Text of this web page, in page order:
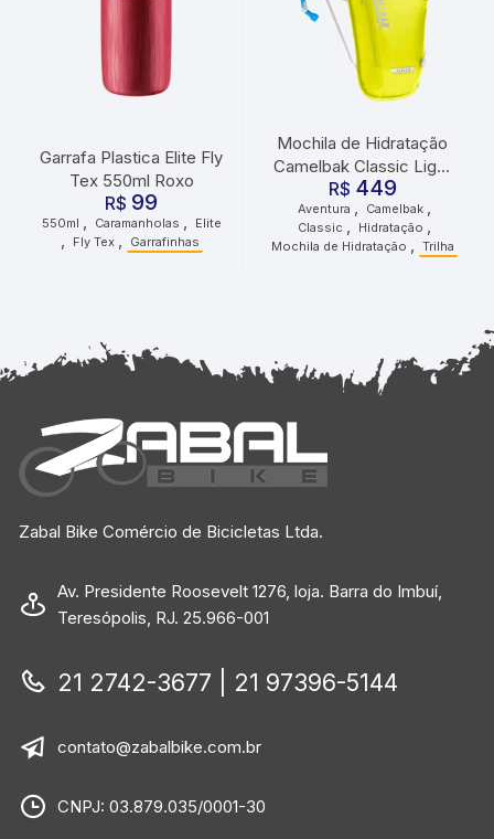
Garrafa Plastica Elite Fly
Tex 550ml Roxo
R$ 99
550ml Caramanholas Elite
Fly Tex Garrafinhas
Mochila de Hidratação
Camelbak Classic Light
2 Litros Amarela
R$ 449
Aventura , Camelbak ,
Classic , Hidratação ,
Mochila de Hidratação , Trilha
Zabal Bike Comércio de Bicicletas Ltda.
Av. Presidente Roosevelt 1276, loja. Barra do Imbuí,
Teresópolis, RJ. 25.966-001
21 2742-3677 | 21 97396-5144
contato@zabalbike.com.br
CNPJ: 03.879.035/0001-30